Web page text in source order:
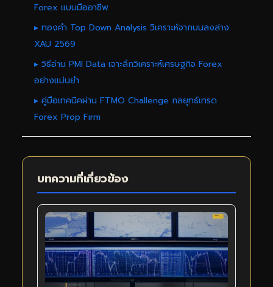
Forex แบบมืออาชีพ
▸ ทองคำ Top Down Analysis วิเคราะห์จากบนลงล่าง
XAU 2569
▸ วิธีอ่าน PMI Data เจาะลึกวิเคราะห์เศรษฐกิจ Forex
อย่างแม่นยำ
▸ คู่มือเทคนิคผ่าน FTMO Challenge กลยุทธ์เทรด
Forex Prop Firm
บทความที่เกี่ยวข้อง